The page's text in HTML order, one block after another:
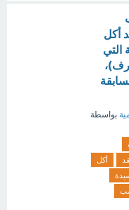
أكل
التي
بواسطة
أكل